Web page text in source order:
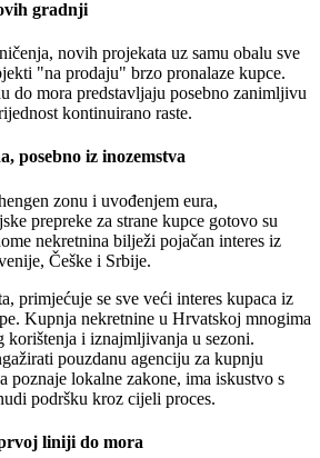
gradnji
novih projekata uz samu obalu sve
"na prodaju" brzo pronalaze kupce.
do mora predstavljaju posebno zanimljivu
kontinuirano raste.
posebno iz inozemstva
zonu i uvođenjem eura,
prepreke za strane kupce gotovo su
nekretnina bilježi pojačan interes iz
Češke i Srbije.
primjećuje se sve veći interes kupaca iz
Kupnja nekretnine u Hrvatskoj mnogima
korištenja i iznajmljivanja u sezoni.
pouzdanu agenciju za kupnju
poznaje lokalne zakone, ima iskustvo s
podršku kroz cijeli proces.
liniji do mora